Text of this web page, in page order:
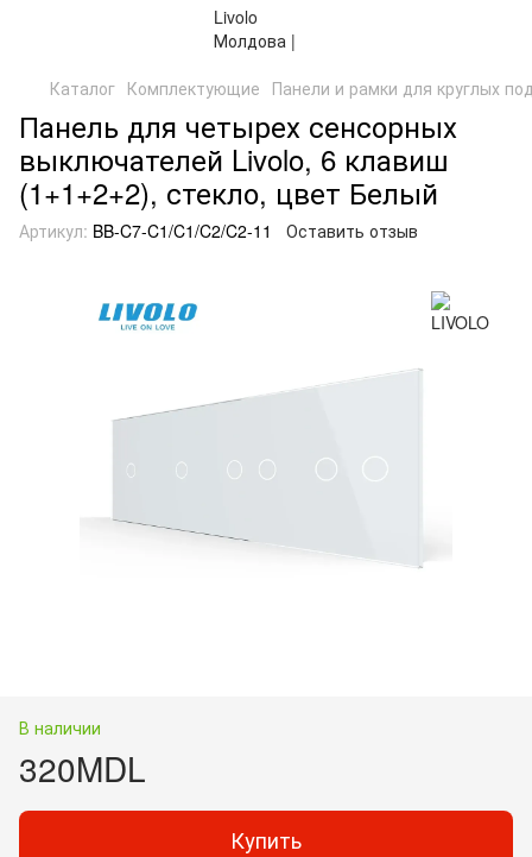
Каталог Комплектующие Панели и рамки для круглых
Панель для четырех сенсорных
выключателей Livolo, 6 клавиш
(1+1+2+2), стекло, цвет Белый
Артикул: BB-C7-C1/C1/C2/C2-11 Оставить отзыв
В наличии
320MDL
Купить